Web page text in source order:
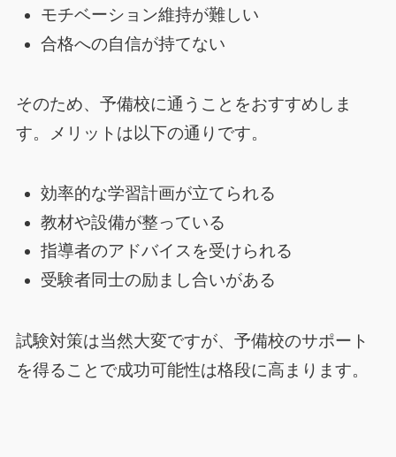
モチベーション維持が難しい
合格への自信が持てない
そのため、予備校に通うことをおすすめしま
す。メリットは以下の通りです。
効率的な学習計画が立てられる
教材や設備が整っている
指導者のアドバイスを受けられる
受験者同士の励まし合いがある
試験対策は当然大変ですが、予備校のサポート
を得ることで成功可能性は格段に高まります。